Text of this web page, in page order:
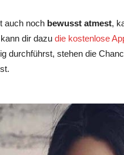
auch noch bewusst atmest,
dir dazu die kostenlose
durchführst, stehen die